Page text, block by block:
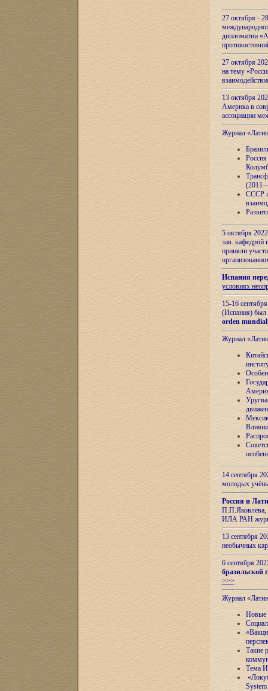
27 октября -
дипломатии
27 октября
на тему
13 октября
Америка в
ассоциации
Журнал
СССР и
5 октября
зав.
приняли
Испания
условиях
15-16
(Испания) был
orden
Журнал
14 сентября
молодых
Россия и
П.П.Яковлева,
ИЛА РАН
13 сентября
необычных
6 сентября
бразильской
>>>
Журнал
Новые
Такие
Тема